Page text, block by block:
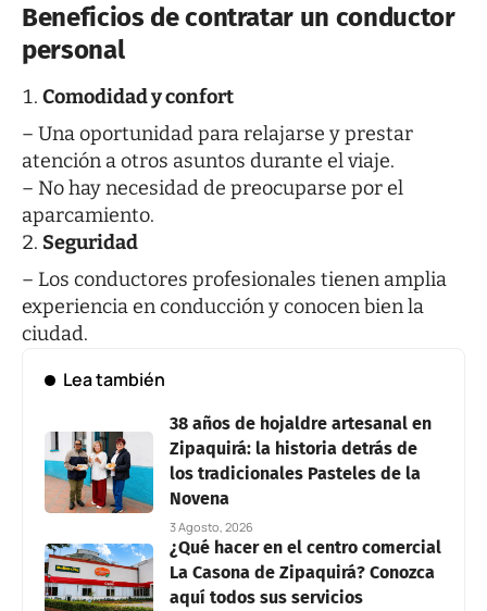
Beneficios de contratar un conductor
personal
Comodidad y confort
– Una oportunidad para relajarse y prestar
atención a otros asuntos durante el viaje.
– No hay necesidad de preocuparse por el
aparcamiento.
Seguridad
– Los conductores profesionales tienen amplia
experiencia en conducción y conocen bien la
ciudad.
Lea también
38 años de hojaldre artesanal en
Zipaquirá: la historia detrás de
los tradicionales Pasteles de la
Novena
3 Agosto, 2026
¿Qué hacer en el centro comercial
La Casona de Zipaquirá? Conozca
aquí todos sus servicios